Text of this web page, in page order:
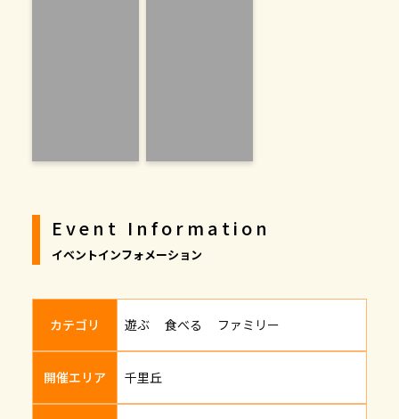
Event Information
イベントインフォメーション
カテゴリ 遊ぶ 食べる ファミリー
開催エリア 千里丘